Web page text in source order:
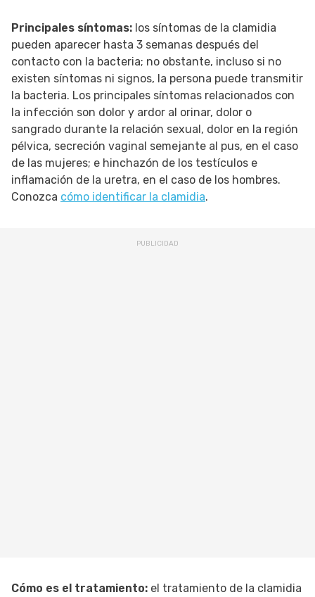
Principales síntomas: los síntomas de la clamidia
pueden aparecer hasta 3 semanas después del
contacto con la bacteria; no obstante, incluso si no
existen síntomas ni signos, la persona puede transmitir
la bacteria. Los principales síntomas relacionados con
la infección son dolor y ardor al orinar, dolor o
sangrado durante la relación sexual, dolor en la región
pélvica, secreción vaginal semejante al pus, en el caso
de las mujeres; e hinchazón de los testículos e
inflamación de la uretra, en el caso de los hombres.
Conozca cómo identificar la clamidia.
Cómo es el tratamiento: el tratamiento de la clamidia